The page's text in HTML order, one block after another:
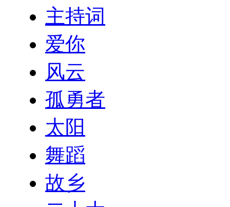
主持词
爱你
风云
孤勇者
太阳
舞蹈
故乡